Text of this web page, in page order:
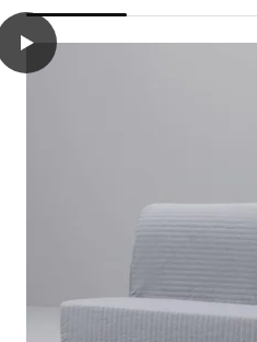
play
LYCKSELE LÖVÅS Divano letto